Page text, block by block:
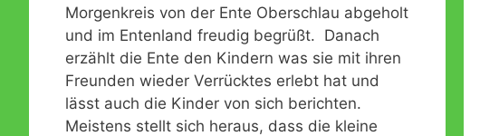
Morgenkreis von der Ente Oberschlau abgeholt
und im Entenland freudig begrüßt. Danach
erzählt die Ente den Kindern was sie mit ihren
Freunden wieder Verrücktes erlebt hat und
lässt auch die Kinder von sich berichten.
Meistens stellt sich heraus, dass die kleine